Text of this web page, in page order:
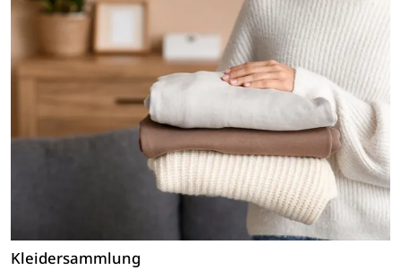
Kleidersammlung